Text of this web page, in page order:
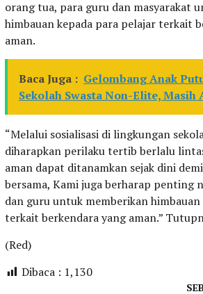
orang tua, para guru dan masyarakat
himbauan kepada para pelajar terkait
aman.
Baca Juga : Gelombang Anak
Sekolah Swasta Non-Elite, Masih
“Melalui sosialisasi di lingkungan
diharapkan perilaku tertib berlalu
aman dapat ditanamkan sejak dini
bersama, Kami juga berharap penting
dan guru untuk memberikan
terkait berkendara yang aman.”
(Red)
Dibaca : 1,130